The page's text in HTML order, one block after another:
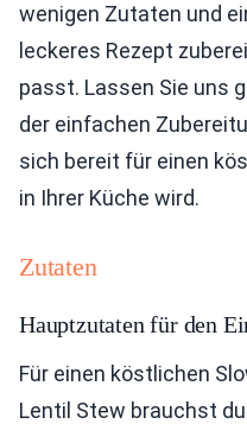
wenigen Zutaten und
leckeres Rezept
passt. Lassen Sie uns
der einfachen
sich bereit für einen
in Ihrer Küche wird.
Zutaten
Hauptzutaten für den
Für einen köstlichen
Lentil Stew brauchst